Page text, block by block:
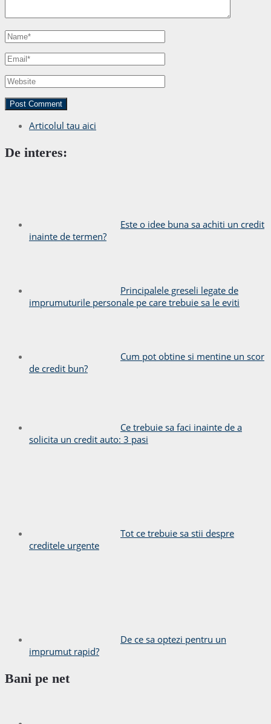
Articolul tau aici
De interes:
Este o idee buna sa achiti un credit
inainte de termen?
Principalele greseli legate de
imprumuturile personale pe care trebuie sa le eviti
Cum pot obtine si mentine un scor
de credit bun?
Ce trebuie sa faci inainte de a
solicita un credit auto: 3 pasi
Tot ce trebuie sa stii despre
creditele urgente
De ce sa optezi pentru un
imprumut rapid?
Bani pe net